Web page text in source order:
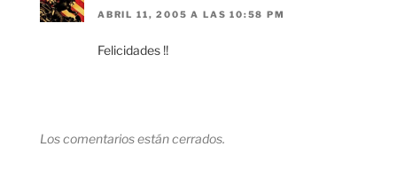
ABRIL 11, 2005 A LAS 10:58 PM
Felicidades !!
Los comentarios están cerrados.